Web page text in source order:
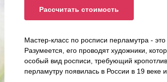
Рассчитать стоимость
Мастер-класс по росписи перламутра -
Разумеется, его проводят художники,
особый вид росписи, требующий
перламутру появилась в России в 19 веке